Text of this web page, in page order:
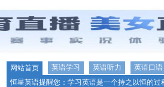
网站首页 英语学习 英语听力
英语口语
恒星英语提醒您：学习英语是一个持之以恒的